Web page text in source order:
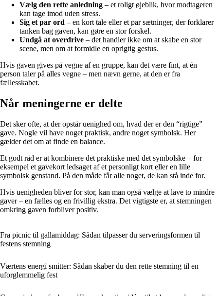
Vælg den rette anledning – et roligt øjeblik, hvor modtageren
kan tage imod uden stress.
Sig et par ord – en kort tale eller et par sætninger, der forklarer
tanken bag gaven, kan gøre en stor forskel.
Undgå at overdrive – det handler ikke om at skabe en stor
scene, men om at formidle en oprigtig gestus.
Hvis gaven gives på vegne af en gruppe, kan det være fint, at én
person taler på alles vegne – men nævn gerne, at den er fra
fællesskabet.
Når meningerne er delte
Det sker ofte, at der opstår uenighed om, hvad der er den “rigtige”
gave. Nogle vil have noget praktisk, andre noget symbolsk. Her
gælder det om at finde en balance.
Et godt råd er at kombinere det praktiske med det symbolske – for
eksempel et gavekort ledsaget af et personligt kort eller en lille
symbolsk genstand. På den måde får alle noget, de kan stå inde for.
Hvis uenigheden bliver for stor, kan man også vælge at lave to mindre
gaver – en fælles og en frivillig ekstra. Det vigtigste er, at stemningen
omkring gaven forbliver positiv.
Fra picnic til gallamiddag: Sådan tilpasser du serveringsformen til
festens stemning
Værtens energi smitter: Sådan skaber du den rette stemning til en
uforglemmelig fest